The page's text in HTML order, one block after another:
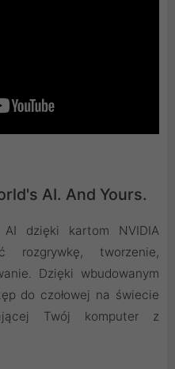
AI. And Yours.
dzięki kartom NVIDIA
rozgrywkę, tworzenie,
Dzięki wbudowanym
do czołowej na świecie
Twój komputer z